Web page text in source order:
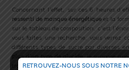
Concernant l’effet, sur ces 6 heures
ressenti de manque énergétique et la
sur le tableau de composition, c’est
vous faites une recherche, vous verrez
différents types de sucre par diverses
plus d’un type de glucide
. Je suppose
travaux de recherche et fait de son
RETROUVEZ-NOUS SOUS NOTRE